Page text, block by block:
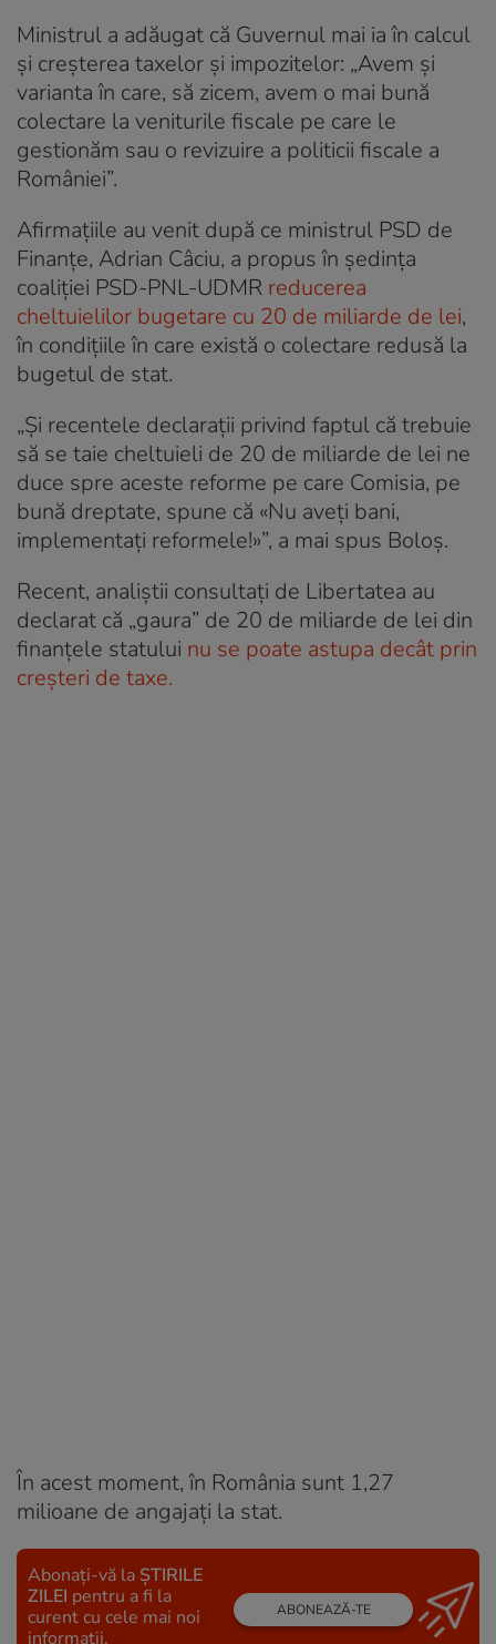
Ministrul a adăugat că Guvernul mai ia în calcul
și creșterea taxelor și impozitelor: „Avem și
varianta în care, să zicem, avem o mai bună
colectare la veniturile fiscale pe care le
gestionăm sau o revizuire a politicii fiscale a
României”.
Afirmațiile au venit după ce ministrul PSD de
Finanțe, Adrian Câciu, a propus în ședința
coaliției PSD-PNL-UDMR reducerea
cheltuielilor bugetare cu 20 de miliarde de lei,
în condițiile în care există o colectare redusă la
bugetul de stat.
„Și recentele declarații privind faptul că trebuie
să se taie cheltuieli de 20 de miliarde de lei ne
duce spre aceste reforme pe care Comisia, pe
bună dreptate, spune că «Nu aveți bani,
implementați reformele!»”, a mai spus Boloș.
Recent, analiștii consultați de Libertatea au
declarat că „gaura” de 20 de miliarde de lei din
finanțele statului nu se poate astupa decât prin
creșteri de taxe.
În acest moment, în România sunt 1,27
milioane de angajați la stat.
Abonați-vă la ȘTIRILE
ZILEI pentru a fi la
curent cu cele mai noi
informații.
ABONEAZĂ-TE